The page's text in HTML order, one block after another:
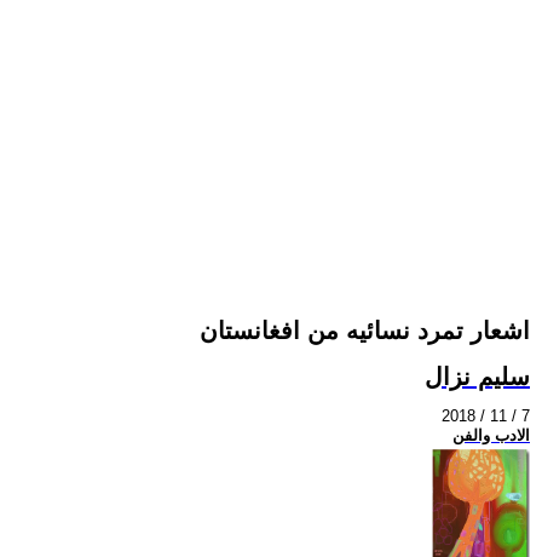
اشعار تمرد نسائيه من افغانستان
سليم نزال
2018 / 11 / 7
الادب والفن